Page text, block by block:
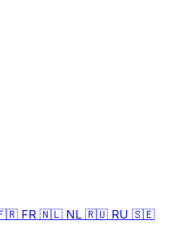
FR 🇳🇱 NL 🇷🇺 RU 🇸🇪